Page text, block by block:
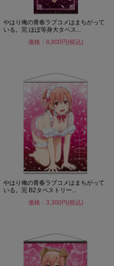
やはり俺の青春ラブコメはまちがって
いる。完 ほぼ等身大タペス...
価格：8,800円(税込)
やはり俺の青春ラブコメはまちがって
いる。完 B2タペストリー...
価格：3,300円(税込)